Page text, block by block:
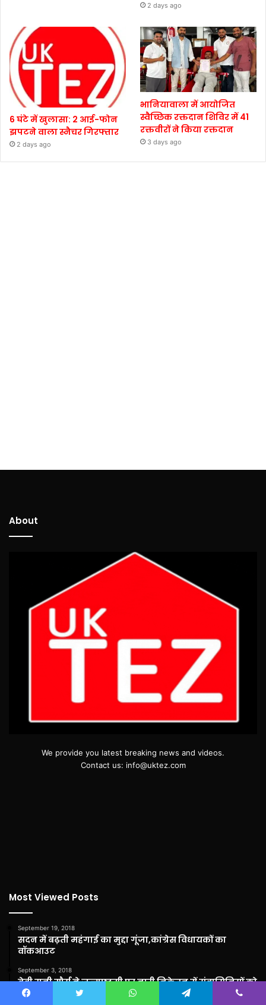
2 days ago
6 घंटे में खुलासा: 2 आई-फोन
झपटने वाला स्नैचर गिरफ्तार
2 days ago
भानियावाला में आयोजित
स्वैच्छिक रक्तदान शिविर में 41
रक्तवीरों ने किया रक्तदान
3 days ago
About
We provide you latest breaking news and videos.
Contact us: info@uktez.com
Most Viewed Posts
September 19, 2018
सदन में बढ़ती महंगाई का मुद्दा गूंजा,कांग्रेस विधायकों का
वॉकआउट
September 3, 2018
बेबी रानी मौर्य ने जन्माष्टमी पर नारी निकेतन में संवासिनियों को
फल एवं मिष्ठान भेंट किया